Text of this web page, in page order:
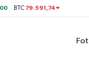
BTC 79.591,74